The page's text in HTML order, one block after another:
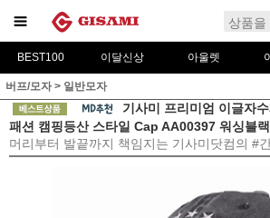
BEST100 이달신상 아울렛
버프/모자> 일반모자
기사미 프리미엄 이글자
패션 캠핑등산 스타일 Cap AA00397 워싱블랙
머리부터 발끝까지 책임지는 기사미닷컴의 #